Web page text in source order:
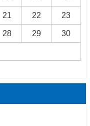
21 22 23
28 29 30